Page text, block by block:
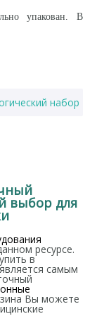
упакован. В
набор
выбор для
ресурсе.
в
самым
Вы можете